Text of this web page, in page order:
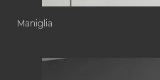
Maniglia